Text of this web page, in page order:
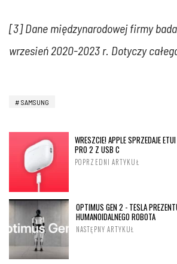
[3] Dane międzynarodowej firmy
wrzesień 2020-2023 r. Dotyczy
SAMSUNG
WRESZCIE! APPLE SPRZEDAJE
PRO 2 Z USB C
POPRZEDNI ARTYKUŁ
OPTIMUS GEN 2 - TESLA
HUMANOIDALNEGO ROBOTA
NASTĘPNY ARTYKUŁ